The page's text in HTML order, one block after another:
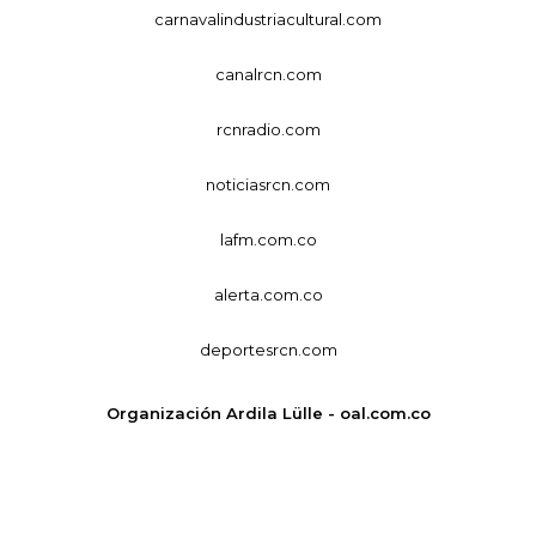
carnavalindustriacultural.com
canalrcn.com
rcnradio.com
noticiasrcn.com
lafm.com.co
alerta.com.co
deportesrcn.com
Organización Ardila Lülle - oal.com.co